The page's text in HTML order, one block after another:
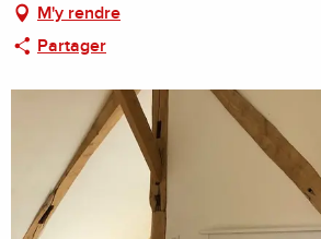
M'y rendre
Partager